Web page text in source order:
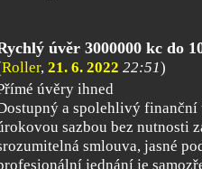
úvěr 3000000 kc do
Roller, 21. 6. 2022 22:51)
úvěry ihned
a spolehlivý
sazbou bez nutnosti
smlouva, jasné
jednání je